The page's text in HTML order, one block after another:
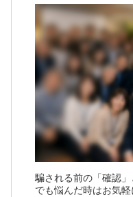
騙される前の「確認
でも悩んだ時はお気軽